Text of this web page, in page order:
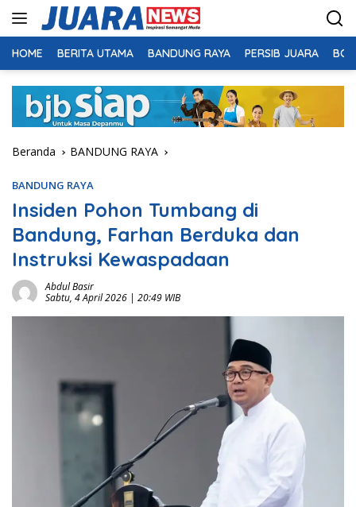
HOME BERITA UTAMA BANDUNG RAYA PERSIB JUARA
Beranda BANDUNG RAYA
BANDUNG RAYA
Insiden Pohon Tumbang di
Bandung, Farhan Berduka dan
Instruksi Kewaspadaan
Abdul Basir
Sabtu, 4 April 2026 | 20:49 WIB